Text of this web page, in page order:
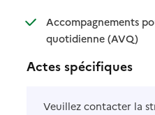
Accompagnements
quotidienne (AVQ)
:
: non
Actes spécifiques
Veuillez contacter la